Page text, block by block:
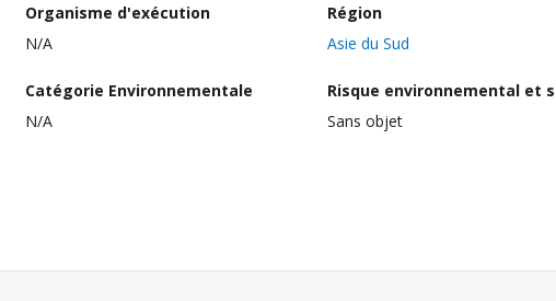
Organisme d'exécution
N/A
Région
Asie du Sud
Catégorie Environnementale
N/A
Risque environnemental et
Sans objet